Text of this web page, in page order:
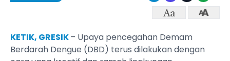
KETIK, GRESIK– Upaya pencegahan Demam
Berdarah Dengue (DBD) terus dilakukan dengan